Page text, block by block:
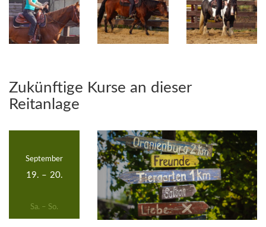
Zukünftige Kurse an dieser
Reitanlage
19. – 20.
September
Sa. – So.